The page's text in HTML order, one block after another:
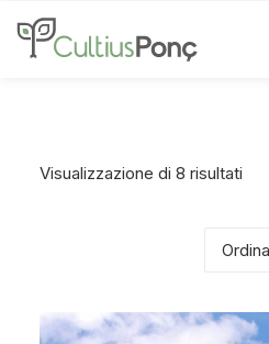
Visualizzazione di 8 risultati